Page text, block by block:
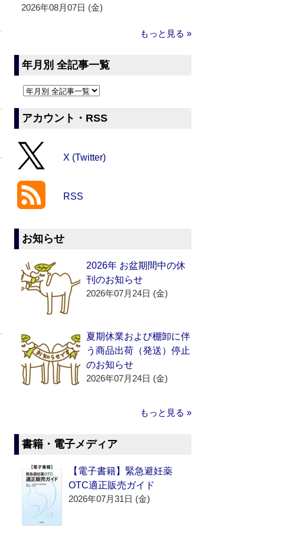
2026年08月07日 (金)
もっと見る »
年月別 全記事一覧
アカウント・RSS
X (Twitter)
RSS
お知らせ
2026年 お盆期間中の休
刊のお知らせ
2026年07月24日 (金)
夏期休業および棚卸に伴
う商品出荷（発送）停止
のお知らせ
2026年07月24日 (金)
もっと見る »
書籍・電子メディア
【電子書籍】緊急避妊薬
OTC適正販売ガイド
2026年07月31日 (金)